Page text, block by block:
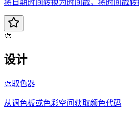
将日期时间转换为时间戳，将时间戳转
🎨
设计
🎨取色器
从调色板或色彩空间获取颜色代码